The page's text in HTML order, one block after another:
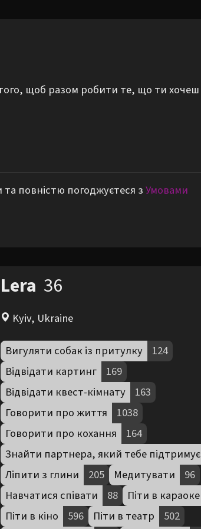
щоб разом робити те, що ти хочеш
повністю погоджуєтеся зУмовами
Lera 36
Kyiv, Ukraine
Вигуляти собак із притулку
124
Відвідати картинг
169
Відвідати квест-кімнату
163
Говорити про життя
1038
Говорити про кохання
164
Знайти партнера, який тебе підтримує
Ліпити з глини
205 Медитувати
96
Навчатися співати
88 Піти в караоке
Піти в кіно
596 Піти в театр 502